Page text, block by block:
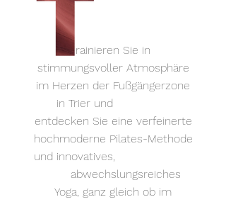
rainieren Sie in
stimmungsvoller Atmosphäre
im Herzen der Fußgängerzone
in Trier und
entdecken Sie eine verfeinerte
hochmoderne Pilates-Methode
und innovatives,
abwechslungsreiches
Yoga, ganz gleich ob im